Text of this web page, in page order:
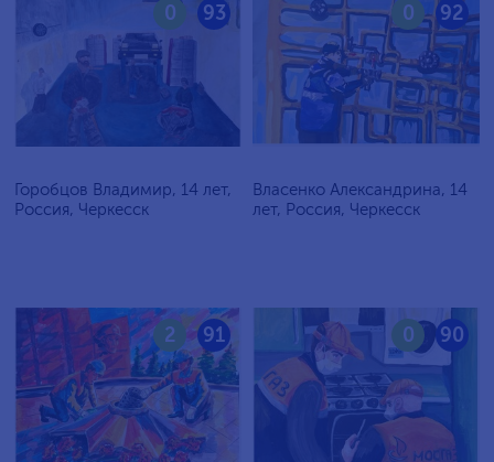
93
0
Горобцов Владимир, 14 лет,
Россия, Черкесск
92
0
Власенко Александрина, 14
лет, Россия, Черкесск
91
2 90
0